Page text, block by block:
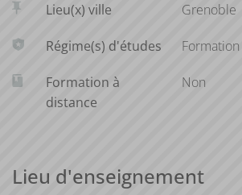
Lieu(x) ville Grenoble
Régime(s) d'études
Formation à
distance
Non
Lieu d'enseignement